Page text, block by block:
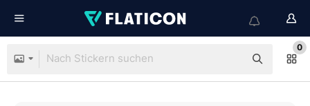
0